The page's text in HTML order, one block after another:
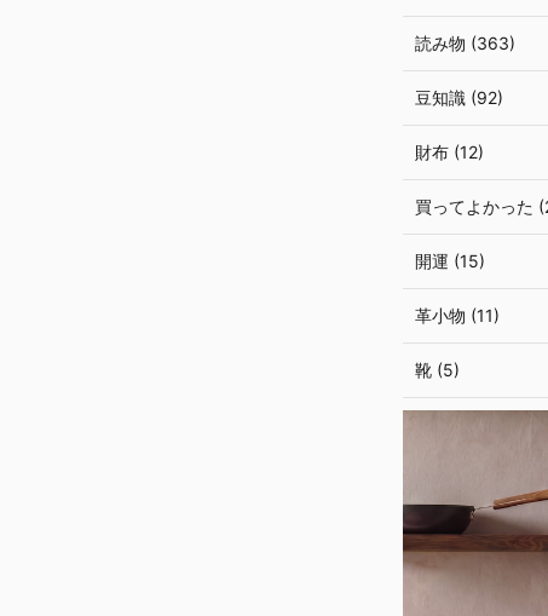
読み物 (363)
豆知識 (92)
財布 (12)
買ってよかった
開運 (15)
革小物 (11)
靴 (5)